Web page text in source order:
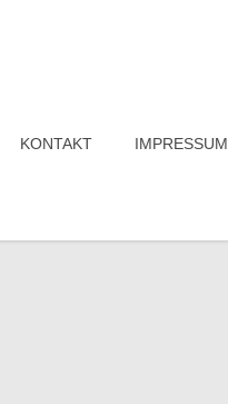
KONTAKT IMPRESSUM